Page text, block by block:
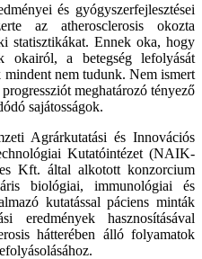
és gyógyszerfejlesztései
az atherosclerosis okozta
statisztikákat. Ennek oka, hogy
okairól, a betegség lefolyását
nem tudunk. Nem ismert
meghatározó tényező
sajátosságok.
Agrárkutatási és Innovációs
Kutatóintézet (NAIK-
Kft. által alkotott konzorcium
biológiai, immunológiai és
kutatással páciens minták
eredmények hasznosításával
hátterében álló folyamatok